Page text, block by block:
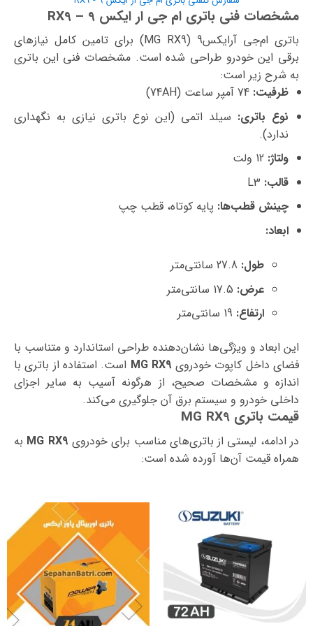
مشخصات فنی باتری ام جی ار ایکس 9 – RX9
باتری ام‌جی آرایکس9 (MG RX9) برای تامین کامل نیازهای
برقی این خودرو طراحی شده است. مشخصات فنی این باتری
به شرح زیر است:
ظرفیت:
نوع باتری: سیلد اتمی (این نوع باتری نیازی به نگهداری
ندارد).
ولتاژ:
قالب:
چینش قطب‌ها: پایه کوتاه، قطب چپ
ابعاد:
طول:
عرض:
ارتفاع:
این ابعاد و ویژگی‌ها نشان‌دهنده طراحی استاندارد و متناسب با
فضای داخل کاپوت خودرویMG RX9 است. استفاده از باتری با
اندازه و مشخصات صحیح، از هرگونه آسیب به سایر اجزای
داخلی خودرو و سیستم برق آن جلوگیری می‌کند.
قیمت باتری MG RX9
در ادامه، لیستی از باتری‌های مناسب برای خودرویMG RX9 به
همراه قیمت آن‌ها آورده شده است: